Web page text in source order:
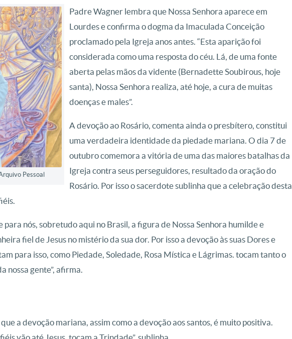
Pessoal
Padre Wagner lembra que Nossa Senhora aparece em
Lourdes e confirma o dogma da Imaculada Conceição
proclamado pela Igreja anos antes. “Esta aparição foi
considerada como uma resposta do céu. Lá, de uma fonte
aberta pelas mãos da vidente (Bernadette Soubirous, hoje
santa), Nossa Senhora realiza, até hoje, a cura de muitas
doenças e males”.
A devoção ao Rosário, comenta ainda o presbítero, constitui
uma verdadeira identidade da piedade mariana. O dia 7 de
outubro comemora a vitória de uma das maiores batalhas da
Igreja contra seus perseguidores, resultado da oração do
Rosário. Por isso o sacerdote sublinha que a celebração desta
para nós, sobretudo aqui no Brasil, a figura de Nossa Senhora humilde e
fiel de Jesus no mistério da sua dor. Por isso a devoção às suas Dores e
para isso, como Piedade, Soledade, Rosa Mística e Lágrimas. tocam tanto o
nossa gente”, afirma.
a devoção mariana, assim como a devoção aos santos, é muito positiva.